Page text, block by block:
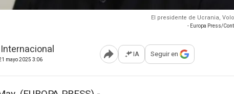
El presidente de Ucrania,
- Europa Press/
mayo 2025 3:06 Abrir opciones para compartir
IA Seguir en